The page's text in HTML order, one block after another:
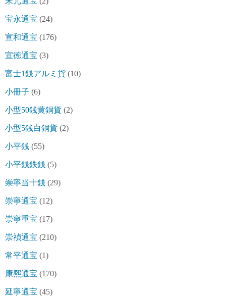
宝永通宝 (24)
宣和通宝 (176)
宣徳通宝 (3)
富士1銭アルミ貨 (10)
小冊子 (6)
小型50銭黄銅貨 (2)
小型5銭白銅貨 (2)
小平銭 (55)
小平銭鉄銭 (5)
崇寧当十銭 (29)
崇寧通宝 (12)
崇寧重宝 (17)
崇禎通宝 (210)
常平通宝 (1)
康熈通宝 (170)
延寧通宝 (45)